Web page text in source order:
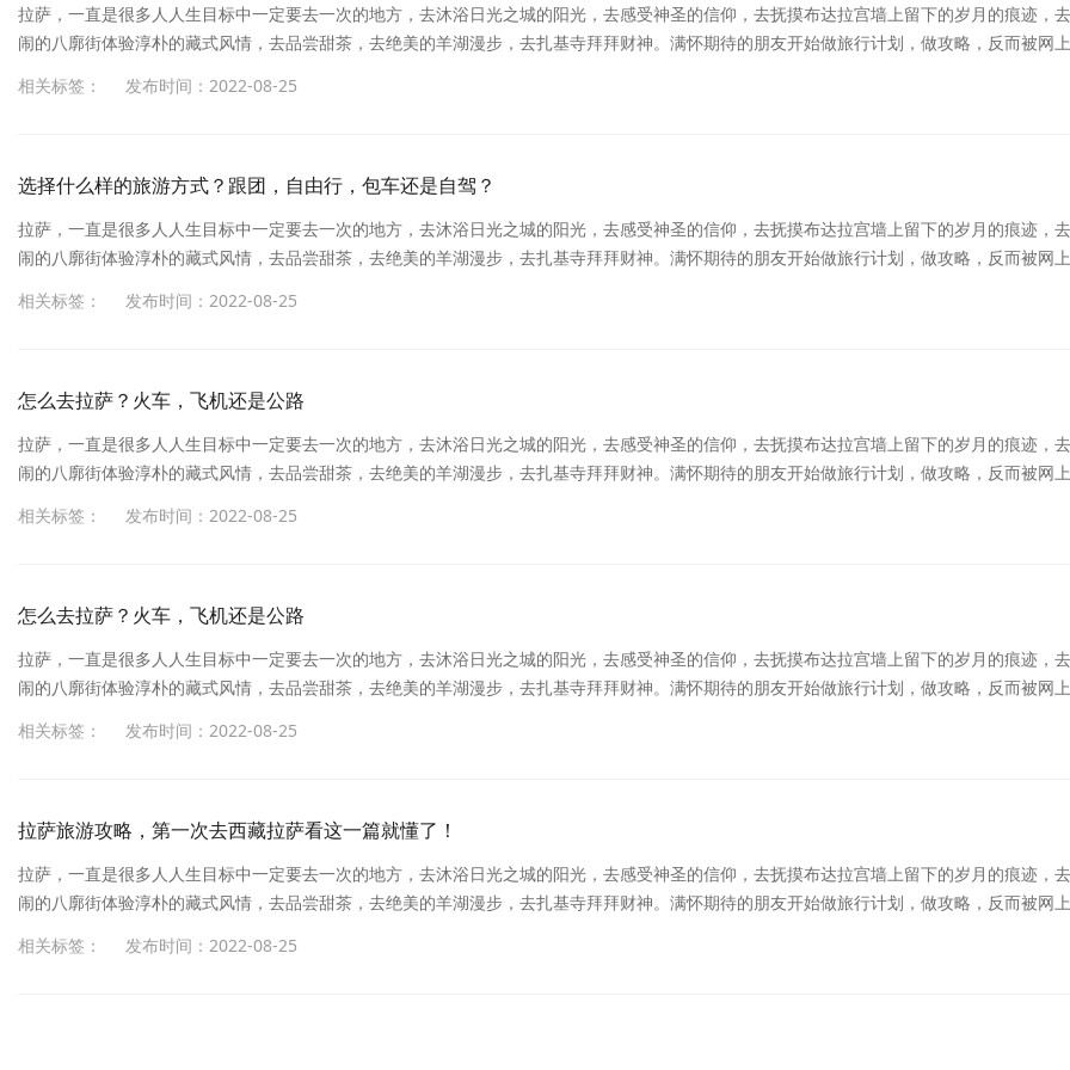
拉萨，一直是很多人人生目标中一定要去一次的地方，去沐浴日光之城的阳光，去感受神圣的信仰，去抚摸布达拉宫墙上留下的岁月的痕迹，
闹的八廓街体验淳朴的藏式风情，去品尝甜茶，去绝美的羊湖漫步，去扎基寺拜拜财神。满怀期待的朋友开始做旅行计划，做攻略，反而被网
受神圣的信仰，去抚摸布达拉宫墙上留下的岁月的痕迹，去热闹的八廓街体验淳朴的藏式风情，去品尝甜茶，去绝美的羊湖漫步，去扎基寺拜拜
相关标签： 发布时间：2022-08-25
选择什么样的旅游方式？跟团，自由行，包车还是自驾？
拉萨，一直是很多人人生目标中一定要去一次的地方，去沐浴日光之城的阳光，去感受神圣的信仰，去抚摸布达拉宫墙上留下的岁月的痕迹，
闹的八廓街体验淳朴的藏式风情，去品尝甜茶，去绝美的羊湖漫步，去扎基寺拜拜财神。满怀期待的朋友开始做旅行计划，做攻略，反而被网
受神圣的信仰，去抚摸布达拉宫墙上留下的岁月的痕迹，去热闹的八廓街体验淳朴的藏式风情，去品尝甜茶，去绝美的羊湖漫步，去扎基寺拜拜
相关标签： 发布时间：2022-08-25
怎么去拉萨？火车，飞机还是公路
拉萨，一直是很多人人生目标中一定要去一次的地方，去沐浴日光之城的阳光，去感受神圣的信仰，去抚摸布达拉宫墙上留下的岁月的痕迹，
闹的八廓街体验淳朴的藏式风情，去品尝甜茶，去绝美的羊湖漫步，去扎基寺拜拜财神。满怀期待的朋友开始做旅行计划，做攻略，反而被网
受神圣的信仰，去抚摸布达拉宫墙上留下的岁月的痕迹，去热闹的八廓街体验淳朴的藏式风情，去品尝甜茶，去绝美的羊湖漫步，去扎基寺拜拜
相关标签： 发布时间：2022-08-25
怎么去拉萨？火车，飞机还是公路
拉萨，一直是很多人人生目标中一定要去一次的地方，去沐浴日光之城的阳光，去感受神圣的信仰，去抚摸布达拉宫墙上留下的岁月的痕迹，
闹的八廓街体验淳朴的藏式风情，去品尝甜茶，去绝美的羊湖漫步，去扎基寺拜拜财神。满怀期待的朋友开始做旅行计划，做攻略，反而被网
受神圣的信仰，去抚摸布达拉宫墙上留下的岁月的痕迹，去热闹的八廓街体验淳朴的藏式风情，去品尝甜茶，去绝美的羊湖漫步，去扎基寺拜拜
相关标签： 发布时间：2022-08-25
拉萨旅游攻略，第一次去西藏拉萨看这一篇就懂了！
拉萨，一直是很多人人生目标中一定要去一次的地方，去沐浴日光之城的阳光，去感受神圣的信仰，去抚摸布达拉宫墙上留下的岁月的痕迹，
闹的八廓街体验淳朴的藏式风情，去品尝甜茶，去绝美的羊湖漫步，去扎基寺拜拜财神。满怀期待的朋友开始做旅行计划，做攻略，反而被网
受神圣的信仰，去抚摸布达拉宫墙上留下的岁月的痕迹，去热闹的八廓街体验淳朴的藏式风情，去品尝甜茶，去绝美的羊湖漫步，去扎基寺拜拜
相关标签： 发布时间：2022-08-25